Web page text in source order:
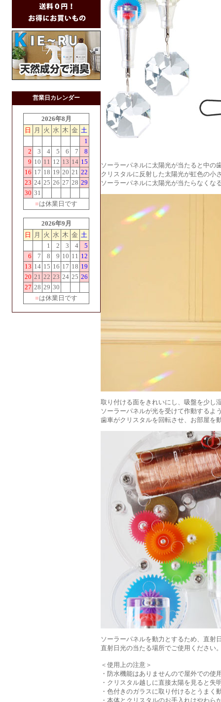
営業日カレンダー
2026年8月
日
月 火 水 木 金 土
1
2
3 4 5 6 7
8
9 10 11 12 13 14 15
16 17 18 19 20 21 22
23 24 25 26 27 28 29
30 31
■は休業日です
2026年9月
日
月 火 水 木 金 土
1
2 3 4
5
6
7 8 9 10 11 12
13 14 15 16 17 18 19
20 21 22 23 24 25 26
27 28 29 30
■は休業日です
ソーラーパネルに太陽光が当たると中の
クリスタルに反射した太陽光が虹色の小
ソーラーパネルに太陽光が当たらなくな
取り付ける面をきれいにし、吸盤を少し
ソーラーパネルが光を受けて作動するよ
歯車がクリスタルを回転させ、お部屋を
ソーラーパネルを動力とするため、直射
直射日光の当たる場所でご使用ください
＜使用上の注意＞
・防水機能はありませんので屋外での
・クリスタル越しに直接太陽を見ると失
・色付きのガラスに取り付けるとうまく
・本体とクリスタルのお手入れはやわら